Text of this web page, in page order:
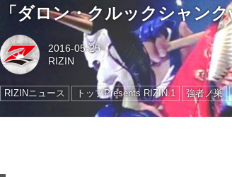
「ダロン・クルックシャン
2016-05-25
RIZIN
RIZINニュース トップPresents RIZIN.1 強者ノ巣